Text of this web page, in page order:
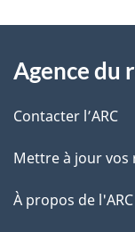
l
s
l
a
o
t
r
e
é
t
propos
de
ce
site
Agence du
Contacter l’ARC
Mettre à jour vos
À propos de l'ARC